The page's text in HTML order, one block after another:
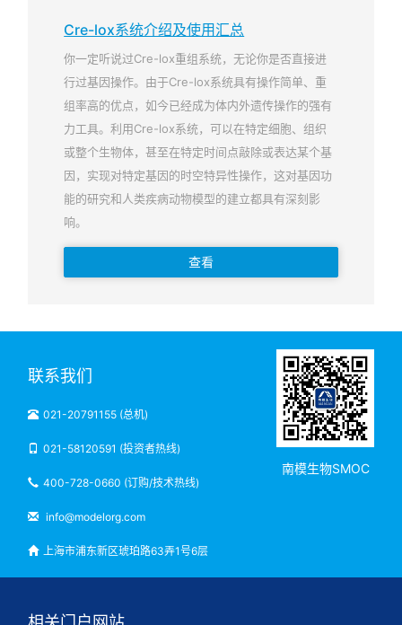
Cre-lox系统介绍及使用汇总
你一定听说过Cre-lox重组系统，无论你是否直接进
行过基因操作。由于Cre-lox系统具有操作简单、重
组率高的优点，如今已经成为体内外遗传操作的强有
力工具。利用Cre-lox系统，可以在特定细胞、组织
或整个生物体，甚至在特定时间点敲除或表达某个基
因，实现对特定基因的时空特异性操作，这对基因功
能的研究和人类疾病动物模型的建立都具有深刻影
响。
查看
联系我们
021-20791155 (总机)
021-58120591 (投资者热线)
400-728-0660 (订购/技术热线)
info@modelorg.com
上海市浦东新区琥珀路63弄1号6层
南模生物SMOC